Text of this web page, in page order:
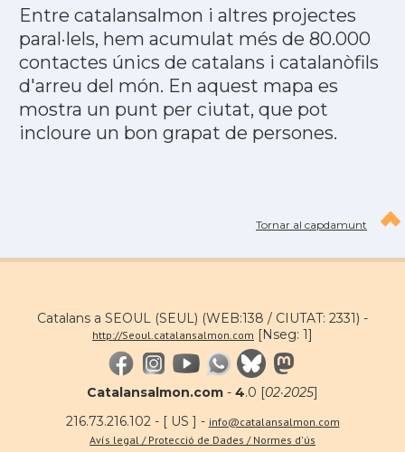
Entre catalansalmon i altres projectes
paral·lels, hem acumulat més de 80.000
contactes únics de catalans i catalanòfils
d'arreu del món. En aquest mapa es
mostra un punt per ciutat, que pot
incloure un bon grapat de persones.
Tornar al capdamunt
Catalans a SEOUL (SEUL) (WEB:138 / CIUTAT: 2331) -
http://Seoul.catalansalmon.com [Nseg: 1]
Catalansalmon.com - 4.0 [02·2025]
216.73.216.102 - [ US ] - info@catalansalmon.com
Avís legal / Protecció de Dades / Normes d'ús